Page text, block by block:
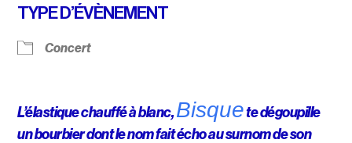
TYPE D’ÉVÈNEMENT
Concert
L’élastique chauffé à blanc,Bisquete dégoupille
un bourbier dont le nom fait écho au surnom de son